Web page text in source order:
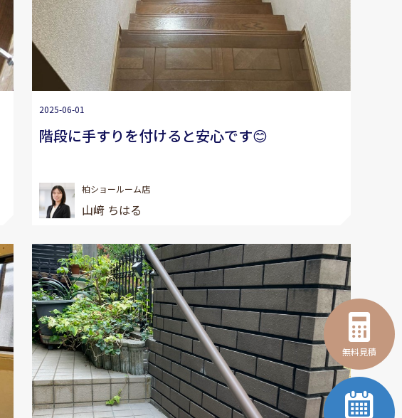
2025-06-01
階段に手すりを付けると安心です😊
柏ショールーム店
山﨑 ちはる
無料見積